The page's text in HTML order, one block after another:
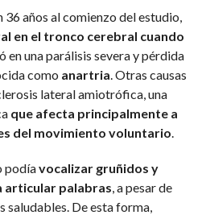
años al comienzo del estudio,
en el tronco cerebral cuando
en una parálisis severa y pérdida
como anartria . Otras causas
lateral amiotrófica, una
que afecta principalmente a
del movimiento voluntario
podíavocalizar gruñidos y
articular palabras , a pesar de
De esta forma,